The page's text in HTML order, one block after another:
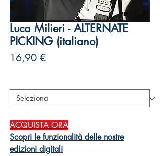
Luca Milieri - ALTERNATE
PICKING (italiano)
16,90 €Prezzo
ACQUISTA ORA
Scopri le funzionalità delle nostre
edizioni digitali